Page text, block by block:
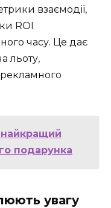
взаємодії,
ROI
часу. Це дає
льоту,
подарунка
увагу